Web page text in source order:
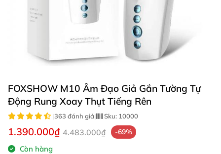
FOXSHOW M10 Âm Đạo Giả Gắn Tường Tự
Động Rung Xoay Thụt Tiếng Rên
|363 đánh giá| Sku: 10000
1.390.000₫ 4.483.000₫ -69%
Còn hàng